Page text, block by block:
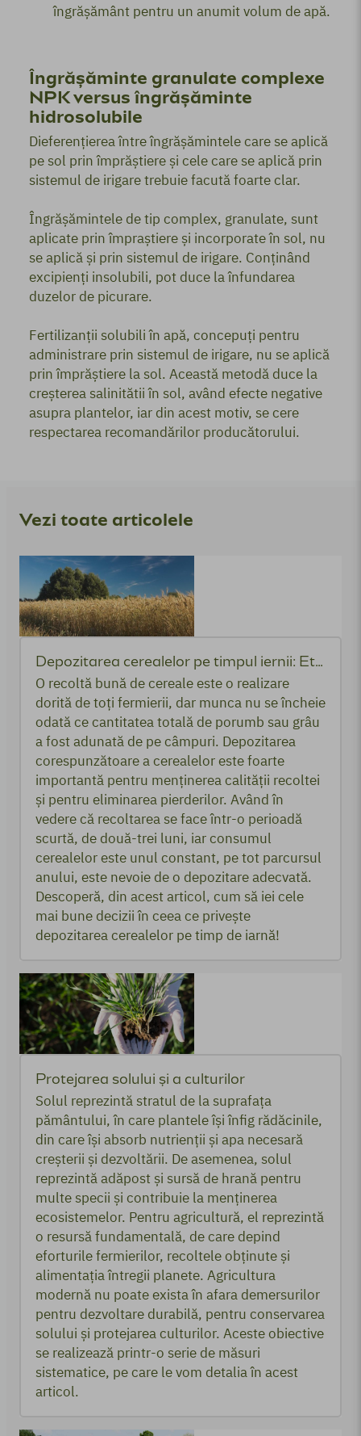
îngrășământ pentru un anumit volum de apă.
Îngrășăminte granulate complexe
NPK versus îngrășăminte
hidrosolubile
Dieferențierea între îngrășămintele care se aplică
pe sol prin împrăștiere și cele care se aplică prin
sistemul de irigare trebuie facută foarte clar.
Îngrășămintele de tip complex, granulate, sunt
aplicate prin împraștiere și incorporate în sol, nu
se aplică și prin sistemul de irigare. Conținând
excipienți insolubili, pot duce la înfundarea
duzelor de picurare.
Fertilizanții solubili în apă, concepuți pentru
administrare prin sistemul de irigare, nu se aplică
prin împrăștiere la sol. Această metodă duce la
creșterea salinitătii în sol, având efecte negative
asupra plantelor, iar din acest motiv, se cere
respectarea recomandărilor producătorului.
Vezi toate articolele
Depozitarea cerealelor pe timpul iernii: Etape și bune practici
O recoltă bună de cereale este o realizare
dorită de toți fermierii, dar munca nu se încheie
odată ce cantitatea totală de porumb sau grâu
a fost adunată de pe câmpuri. Depozitarea
corespunzătoare a cerealelor este foarte
importantă pentru menținerea calității recoltei
și pentru eliminarea pierderilor. Având în
vedere că recoltarea se face într-o perioadă
scurtă, de două-trei luni, iar consumul
cerealelor este unul constant, pe tot parcursul
anului, este nevoie de o depozitare adecvată.
Descoperă, din acest articol, cum să iei cele
mai bune decizii în ceea ce privește
depozitarea cerealelor pe timp de iarnă!
Protejarea solului și a culturilor
Solul reprezintă stratul de la suprafața
pământului, în care plantele își înfig rădăcinile,
din care își absorb nutrienții și apa necesară
creșterii și dezvoltării. De asemenea, solul
reprezintă adăpost și sursă de hrană pentru
multe specii și contribuie la menținerea
ecosistemelor. Pentru agricultură, el reprezintă
o resursă fundamentală, de care depind
eforturile fermierilor, recoltele obținute și
alimentația întregii planete. Agricultura
modernă nu poate exista în afara demersurilor
pentru dezvoltare durabilă, pentru conservarea
solului și protejarea culturilor. Aceste obiective
se realizează printr-o serie de măsuri
sistematice, pe care le vom detalia în acest
articol.